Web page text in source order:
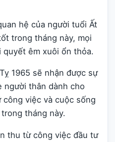
hệ của người tuổi Ất
trong tháng này, mọi
êm xuôi ổn thỏa.
1965 sẽ nhận được sự
người thân dành cho
công việc và cuộc sống
tháng này.
thu từ công việc đầu tư